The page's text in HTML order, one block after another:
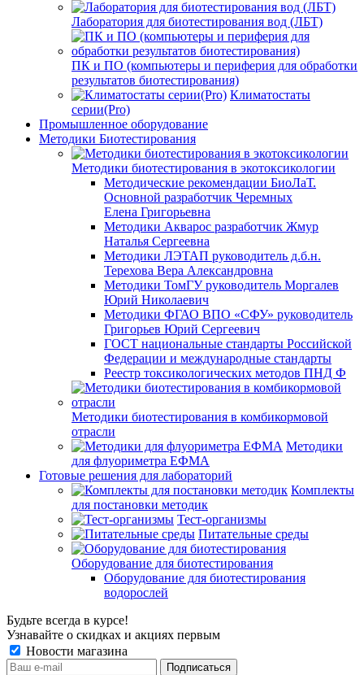
Лаборатория для биотестирования вод (ЛБТ)
ПК и ПО (компьютеры и периферия для обработки
результатов биотестирования)
Климатостаты
серии(Pro)
Промышленное оборудование
Методики Биотестирования
Методики биотестирования в экотоксикологии
Методические рекомендации БиоЛаТ.
Основной разработчик Черемных
Елена Григорьевна
Методики Акварос разработчик Жмур
Наталья Сергеевна
Методики ЛЭТАП руководитель д.б.н.
Терехова Вера Александровна
Методики ТомГУ руководитель Моргалев
Юрий Николаевич
Методики ФГАО ВПО «СФУ» руководитель
Григорьев Юрий Сергеевич
ГОСТ национальные стандарты Российской
Федерации и международные стандарты
Реестр токсикологических методов ПНД Ф
Методики биотестирования в комбикормовой
отрасли
Методики
для флуориметра ЕФМА
Готовые решения для лабораторий
Комплекты
для постановки методик
Тест-организмы
Питательные среды
Оборудование для биотестирования
Оборудование для биотестирования
водорослей
Будьте всегда в курсе!
Узнавайте о скидках и акциях первым
Новости магазина